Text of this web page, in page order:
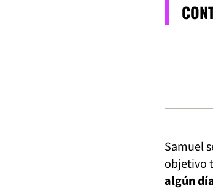
Samuel
objetivo
algún